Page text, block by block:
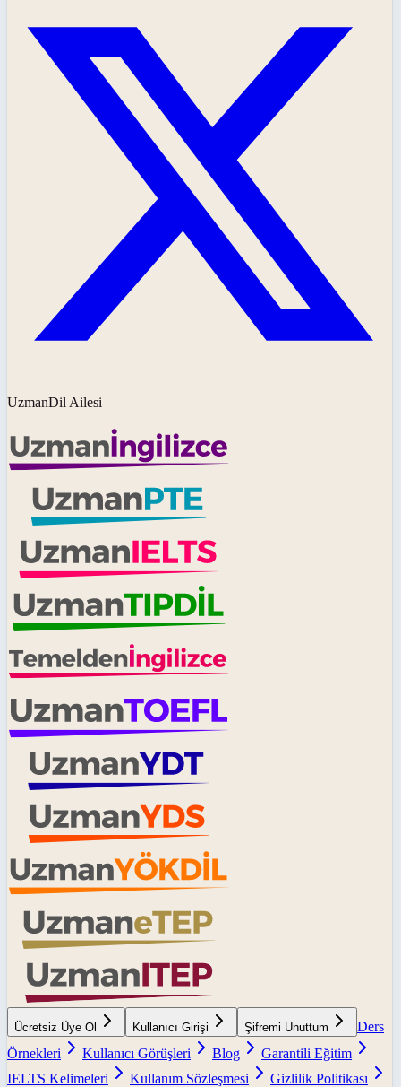
UzmanDil Ailesi
Ücretsiz Üye Ol Kullanıcı Girişi Şifremi Unuttum
Ders
Örnekleri
Kullanıcı Görüşleri Blog
Garantili Eğitim
IELTS Kelimeleri
Kullanım Sözleşmesi
Gizlilik Politikası